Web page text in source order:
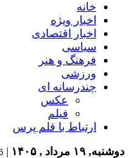
خانه
اخبار ویژه
اخبار اقتصادی
سیاسی
فرهنگ و هنر
ورزشی
چندرسانه ای
عکس
فیلم
ارتباط با قلم پرس
دوشنبه, ۱۹ مرداد , ۱۴۰۵ |